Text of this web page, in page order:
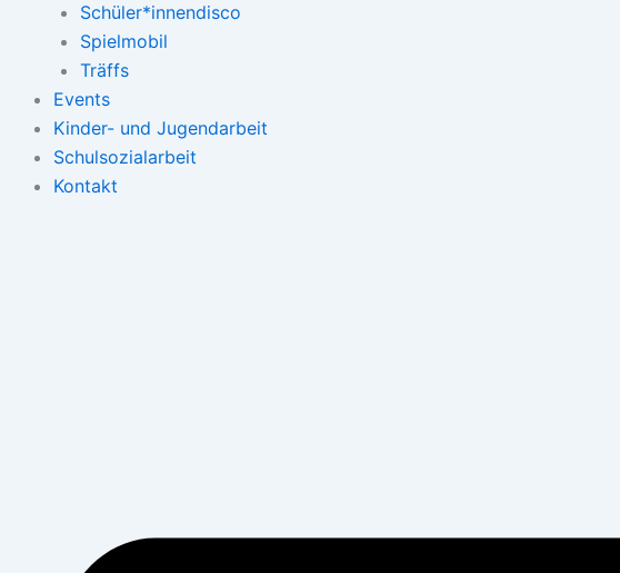
Schüler*innendisco
Spielmobil
Träffs
Events
Kinder- und Jugendarbeit
Schulsozialarbeit
Kontakt